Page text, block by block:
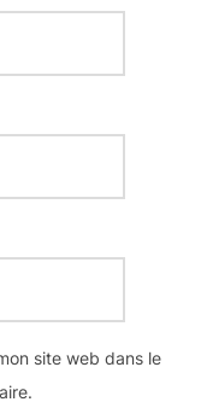
site web dans le